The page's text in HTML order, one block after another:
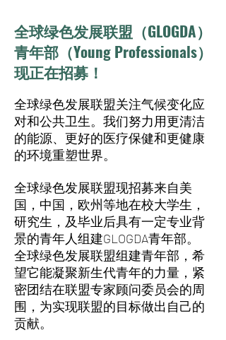
全球绿色发展联盟（GLOGDA）
青年部（Young Professionals）
现正在招募！
全球绿色发展联盟关注气候变化应
对和公共卫生。我们努力用更清洁
的能源、更好的医疗保健和更健康
的环境重塑世界。
全球绿色发展联盟现招募来自美
国，中国，欧州等地在校大学生，
研究生，及毕业后具有一定专业背
景的青年人组建GLOGDA青年部。
全球绿色发展联盟组建青年部，希
望它能凝聚新生代青年的力量，紧
密团结在联盟专家顾问委员会的周
围，为实现联盟的目标做出自己的
贡献。